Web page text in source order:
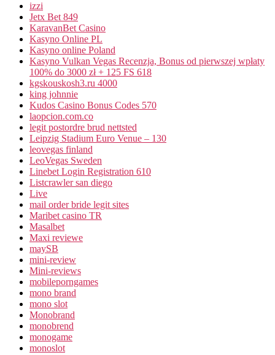
izzi
Jetx Bet 849
KaravanBet Casino
Kasyno Online PL
Kasyno online Poland
Kasyno Vulkan Vegas Recenzja, Bonus od pierwszej wpłaty
100% do 3000 zł + 125 FS 618
kgskouskosh3.ru 4000
king johnnie
Kudos Casino Bonus Codes 570
laopcion.com.co
legit postordre brud nettsted
Leipzig Stadium Euro Venue – 130
leovegas finland
LeoVegas Sweden
Linebet Login Registration 610
Listcrawler san diego
Live
mail order bride legit sites
Maribet casino TR
Masalbet
Maxi reviewe
maySB
mini-review
Mini-reviews
mobileporngames
mono brand
mono slot
Monobrand
monobrend
monogame
monoslot